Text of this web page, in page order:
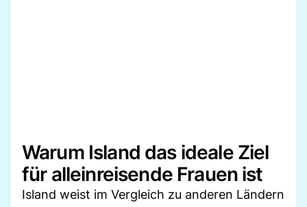
Warum Island das ideale Ziel
für alleinreisende Frauen ist
Island weist im Vergleich zu anderen Ländern